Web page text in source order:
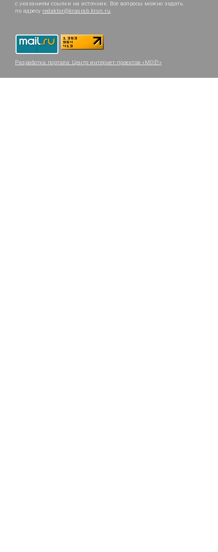
с указанием ссылки на источник. Все вопросы можно задать
по адресу redaktor@krasrab.krsn.ru.
Разработка портала: Центр интернет-проектов «МОЁ!»